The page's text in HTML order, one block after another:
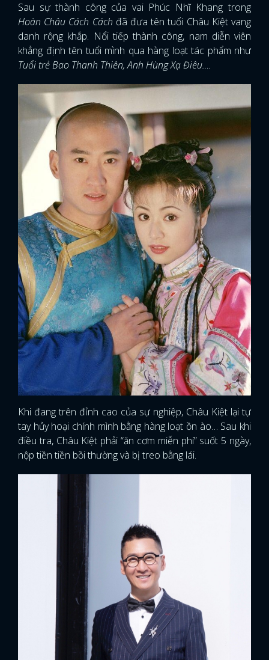
Sau sự thành công của vai Phúc Nhĩ Khang trong
Hoàn Châu Cách Cách đã đưa tên tuổi Châu Kiệt vang
danh rộng khắp. Nổi tiếp thành công, nam diễn viên
khẳng định tên tuổi mình qua hàng loạt tác phẩm như
Tuổi trẻ Bao Thanh Thiên, Anh Hùng Xạ Điêu….
Khi đang trên đỉnh cao của sự nghiệp, Châu Kiệt lại tự
tay hủy hoại chính mình bằng hàng loạt ồn ào… Sau khi
điều tra, Châu Kiệt phải “ăn cơm miễn phí” suốt 5 ngày,
nộp tiền tiền bồi thường và bị treo bằng lái.